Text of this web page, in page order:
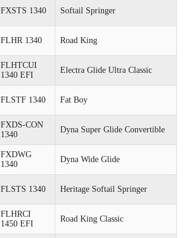
FXSTS 1340 Softail Springer
FLHR 1340 Road King
FLHTCUI
1340 EFI
Electra Glide Ultra Classic
FLSTF 1340 Fat Boy
FXDS-CON
1340
Dyna Super Glide Convertible
FXDWG
1340
Dyna Wide Glide
FLSTS 1340 Heritage Softail Springer
FLHRCI
1450 EFI
Road King Classic